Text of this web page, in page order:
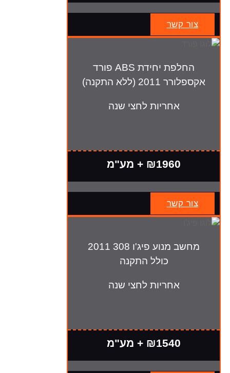
צור קשר
החלפת יחידת ABS פורד
אקספלורר 2011 (ללא התקנה)
אחריות לחצי שנה
₪1960 + מע"מ
צור קשר
מחשב מנוע פיג'ו 308 2011
כולל התקנה
אחריות לחצי שנה
₪1540 + מע"מ